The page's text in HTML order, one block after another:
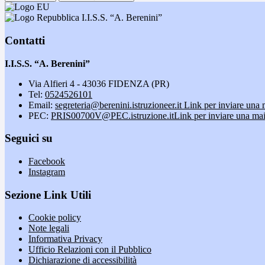
I.I.S.S. “A. Berenini”
Contatti
I.I.S.S. “A. Berenini”
Via Alfieri 4 - 43036 FIDENZA (PR)
Tel: 0524526101
Email: segreteria@berenini.istruzioneer.it Link per inviare una
PEC: PRIS00700V@PEC.istruzione.itLink per inviare una
Seguici su
Facebook
Instagram
Sezione Link Utili
Cookie policy
Note legali
Informativa Privacy
Ufficio Relazioni con il Pubblico
Dichiarazione di accessibilità